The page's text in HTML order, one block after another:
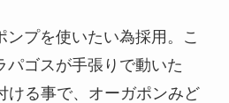
ンプを使いたい為採用。こ
パゴスが手張りで動いた
ける事で、オーガポンみど